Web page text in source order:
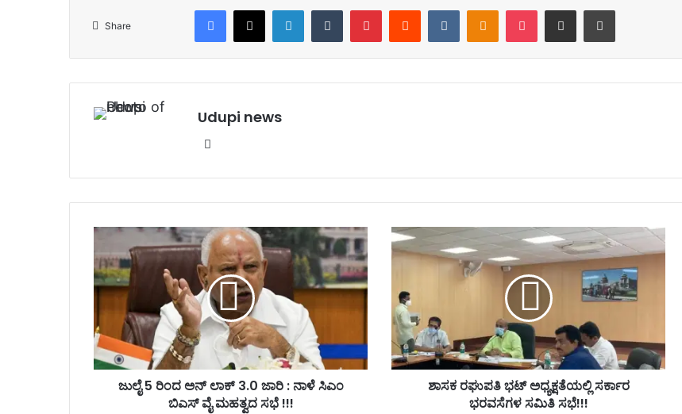
Share
Facebook X LinkedIn VKontakte
Udupi news
te
ಜು
5
ರಿಂ
ದ
ನ್
ಲಾ
ಕ್
ಜುಲೈ 5 ರಿಂದ ಅನ್ ಲಾಕ್ 3.0 ಜಾರಿ : ನಾಳೆ ಸಿಎಂ
ಬಿಎಸ್ ವೈ ಮಹತ್ವದ ಸಭೆ !!!
ಶಾ
ಸ
ಘು
ಪ
ತಿ
ಭ
ಟ್
ಶಾಸಕ ರಘುಪತಿ ಭಟ್ ಅಧ್ಯಕ್ಷತೆಯಲ್ಲಿ ಸರ್ಕಾರ
ಭರವಸೆಗಳ ಸಮಿತಿ ಸಭೆ!!!